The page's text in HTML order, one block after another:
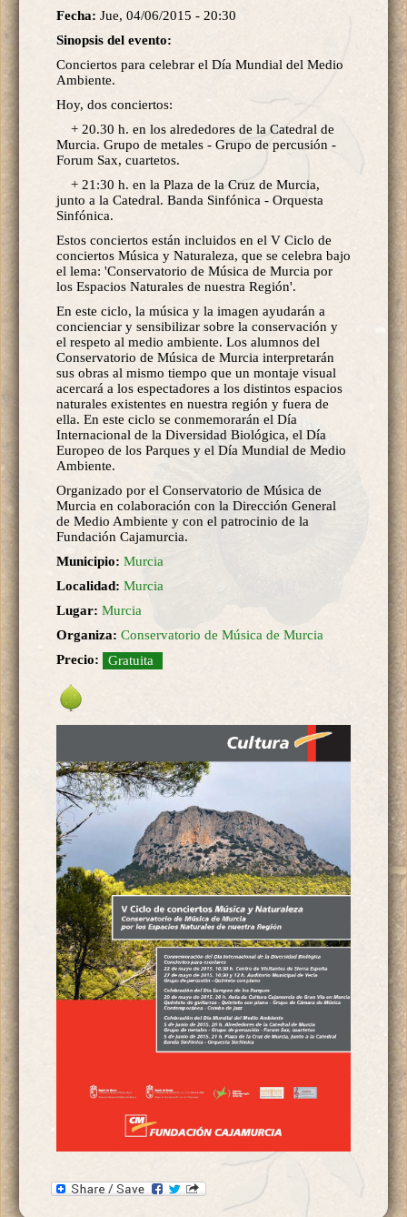
Fecha: Jue, 04/06/2015 - 20:30
Sinopsis del evento:
Conciertos para celebrar el Día Mundial del Medio
Ambiente.
Hoy, dos conciertos:
+ 20.30 h. en los alrededores de la Catedral de
Murcia. Grupo de metales - Grupo de percusión -
Forum Sax, cuartetos.
+ 21:30 h. en la Plaza de la Cruz de Murcia,
junto a la Catedral. Banda Sinfónica - Orquesta
Sinfónica.
Estos conciertos están incluidos en el V Ciclo de
conciertos Música y Naturaleza, que se celebra bajo
el lema: 'Conservatorio de Música de Murcia por
los Espacios Naturales de nuestra Región'.
En este ciclo, la música y la imagen ayudarán a
concienciar y sensibilizar sobre la conservación y
el respeto al medio ambiente. Los alumnos del
Conservatorio de Música de Murcia interpretarán
sus obras al mismo tiempo que un montaje visual
acercará a los espectadores a los distintos espacios
naturales existentes en nuestra región y fuera de
ella. En este ciclo se conmemorarán el Día
Internacional de la Diversidad Biológica, el Día
Europeo de los Parques y el Día Mundial de Medio
Ambiente.
Organizado por el Conservatorio de Música de
Murcia en colaboración con la Dirección General
de Medio Ambiente y con el patrocinio de la
Fundación Cajamurcia.
Municipio: Murcia
Localidad: Murcia
Lugar: Murcia
Organiza: Conservatorio de Música de Murcia
Precio:
Gratuita